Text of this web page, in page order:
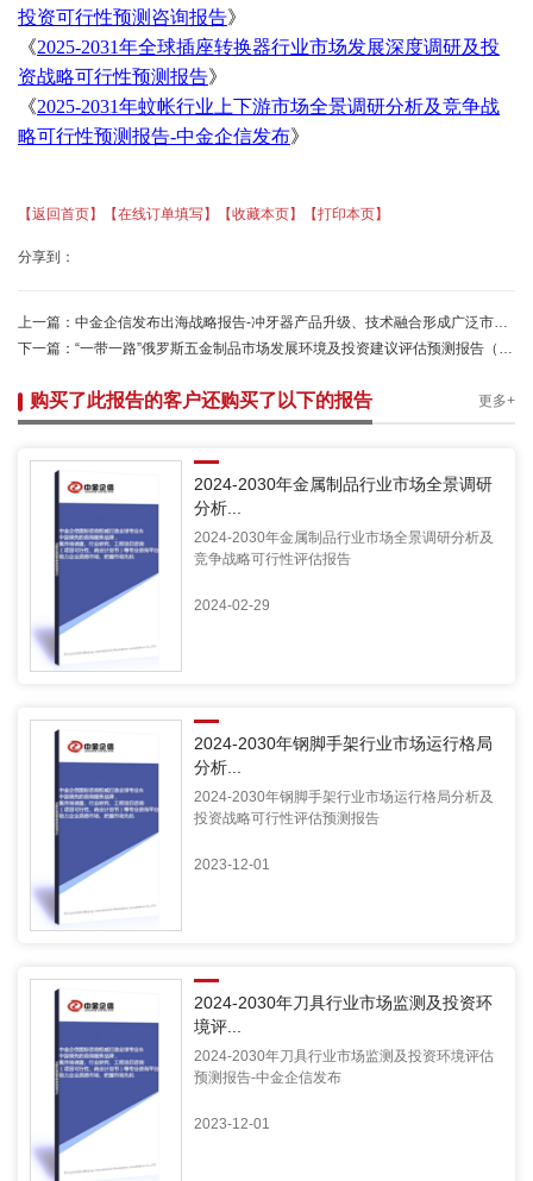
投资可行性预测咨询报告》
《2025-2031年全球插座转换器行业市场发展深度调研及投
资战略可行性预测报告》
《2025-2031年蚊帐行业上下游市场全景调研分析及竞争战
略可行性预测报告-中金企信发布》
【返回首页】 【在线订单填写】 【收藏本页】 【打印本页】
分享到：
上一篇： 中金企信发布出海战略报告-冲牙器产品升级、技术融合形成广泛市场需求基础
下一篇： “一带一路”俄罗斯五金制品市场发展环境及投资建议评估预测报告（2025版）
购买了此报告的客户还购买了以下的报告 更多+
2024-2030年金属制品行业市场全景调研
分析...
2024-2030年金属制品行业市场全景调研分析及
竞争战略可行性评估报告
2024-02-29
2024-2030年钢脚手架行业市场运行格局
分析...
2024-2030年钢脚手架行业市场运行格局分析及
投资战略可行性评估预测报告
2023-12-01
2024-2030年刀具行业市场监测及投资环
境评...
2024-2030年刀具行业市场监测及投资环境评估
预测报告-中金企信发布
2023-12-01